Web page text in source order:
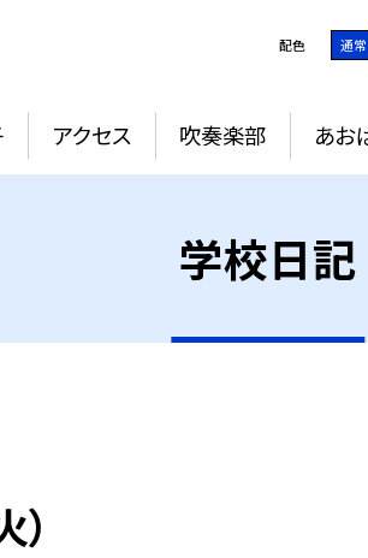
配色 通常
アクセス 吹奏楽部 あお
学校日記